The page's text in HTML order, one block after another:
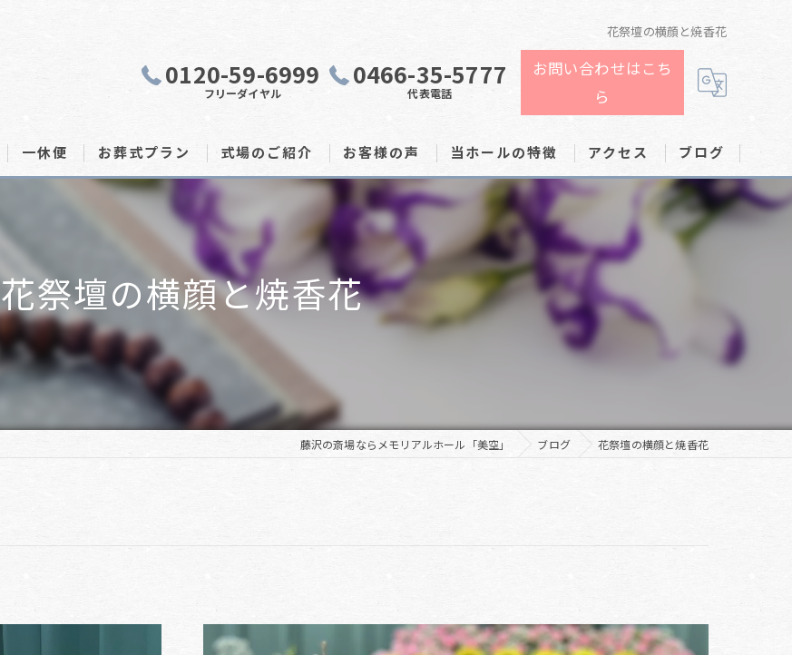
花祭壇の横顔と焼香花
0120-59-6999
フリーダイヤル
0466-35-5777
代表電話
お問い合わせはこち
ら
一休便 お葬式プラン 式場のご紹介 お客様の声 当ホールの特徴
費用
告別式
アクセス ブログ
花祭壇の横顔と焼香花
藤沢の斎場ならメモリアルホール「美空」 ブログ 花祭壇の横顔と焼香花